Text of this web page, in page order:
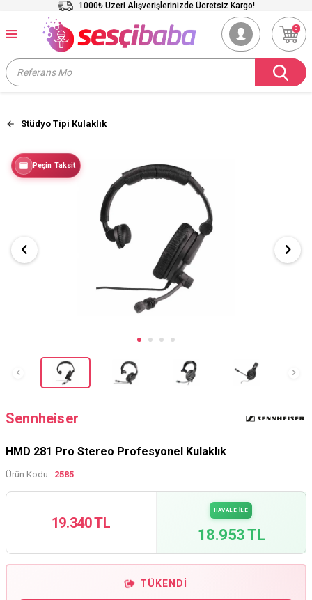
1000₺ Üzeri Alışverişlerinizde Ücretsiz Kargo!
0
Stüdyo Tipi Kulaklık
Peşin Taksit
Sennheiser
HMD 281 Pro Stereo Profesyonel Kulaklık
Ürün Kodu : 2585
19.340 TL
HAVALE İLE
18.953 TL
TÜKENDI